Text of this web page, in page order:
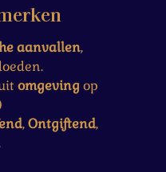
n
aanvallen,
omgeving op
,Ontgiftend,